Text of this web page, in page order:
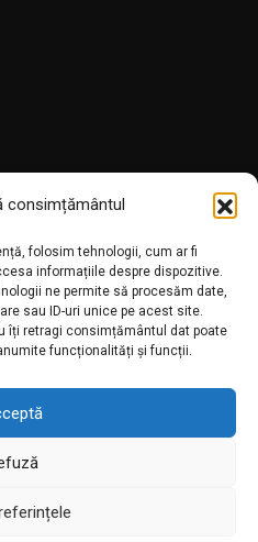
consimțământul
folosim tehnologii, cum ar fi
informațiile despre dispozitive.
ne permite să procesăm date,
sau ID-uri unice pe acest site.
îți retragi consimțământul dat poate
funcționalități și funcții.
cele mai noi stiri din partea